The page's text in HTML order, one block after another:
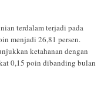
terdalam terjadi pada
menjadi 26,81 persen.
ketahanan dengan
0,15 poin dibanding bulan